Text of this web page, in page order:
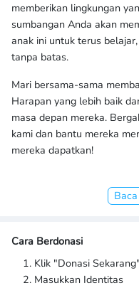
memberikan lingkungan
sumbangan Anda akan
anak ini untuk terus
tanpa batas.
Mari bersama-sama
Harapan yang lebih baik
masa depan mereka.
kami dan bantu mereka
mereka dapatkan!
Cara Berdonasi
Klik "Donasi Sekarang"
Masukkan Identitas